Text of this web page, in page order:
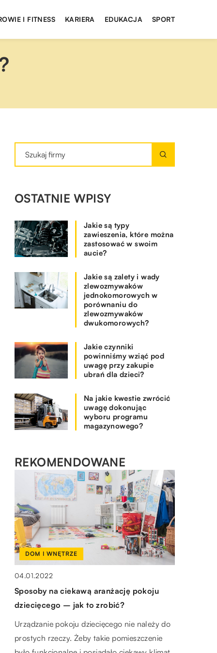
I FITNESS KARIERA EDUKACJA SPORT
OSTATNIE WPISY
Jakie są typy
zawieszenia, które można
zastosować w swoim
aucie?
Jakie są zalety i wady
zlewozmywaków
jednokomorowych w
porównaniu do
zlewozmywaków
dwukomorowych?
Jakie czynniki
powinniśmy wziąć pod
uwagę przy zakupie
ubrań dla dzieci?
Na jakie kwestie zwrócić
uwagę dokonując
wyboru programu
magazynowego?
REKOMENDOWANE
RYNEK I BIZNES
14.09.2022
Czym są stopery reklamowe?
Stopery reklamowe to świetny sposób, aby
Twój produkt został zauważony. Są one
zaprojektowane do siedzenia na półkach i
DOM I WNĘTRZE
04.01.2022
Sposoby na ciekawą aranżację pokoju
dziecięcego – jak to zrobić?
Urządzanie pokoju dziecięcego nie należy do
prostych rzeczy. Żeby takie pomieszczenie
MOTORYZACJA I TECHNOLOGIA
10.09.2018
Hydrauliczny układ chłodzenia potrzebuje
płynu, który pozwoli efektywnie